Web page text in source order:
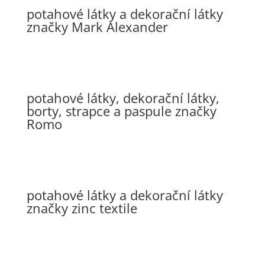
potahové látky a dekorační látky
značky Mark Alexander
potahové látky, dekorační látky,
borty, strapce a paspule značky
Romo
potahové látky a dekorační látky
značky zinc textile